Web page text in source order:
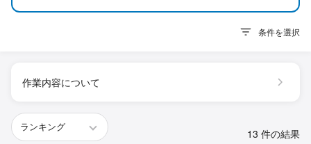
条件を選択
作業内容について
13 件の結果